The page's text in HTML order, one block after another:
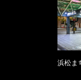
浜松ま